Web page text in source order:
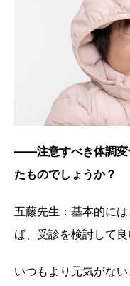
――注意すべき体調変
たものでしょうか？
五藤先生：基本的に
ば、受診を検討して良
いつもより元気がな